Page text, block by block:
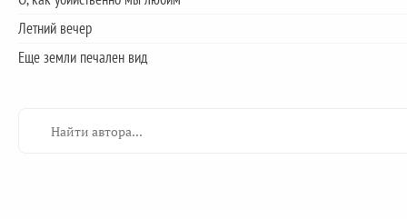
Летний вечер
Еще земли печален вид